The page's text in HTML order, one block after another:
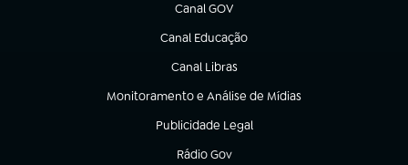
Canal GOV
(abre em nova aba)
Canal Educação
(abre em nova aba)
Canal Libras
(abre em nova aba)
Monitoramento e Análise de Mídias
(abre em nova aba)
Publicidade Legal
(abre em nova aba)
Rádio Gov
(abre em nova aba)